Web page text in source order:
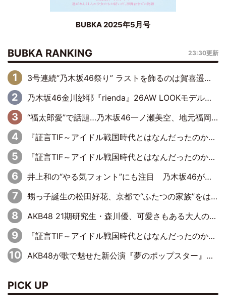
BUBKA 2025年5月号
BUBKA RANKING 23:30更新
3号連続“乃木坂46祭り” ラストを飾るのは賀喜遥香…5年ぶりの登場に「5年分大人になった私を見ていただけたら」
乃木坂46金川紗耶『rienda』26AW LOOKモデルに就任
“福太郎愛”で話題…乃木坂46一ノ瀬美空、地元福岡『めんべい25周年トップサポーター』に就任
『証言TIF～アイドル戦国時代とはなんだったのか～』第6回：でんぱ組.inc・古川未鈴×相沢梨紗「『ハロプロやりたかったな』って言ったら、夢眠ねむさんに『てめえはでんぱ組．incなんだよ！』って肩パンされて(笑)」
『証言TIF～アイドル戦国時代とはなんだったのか～』第11回：私立恵比寿中学・真山りか×安本彩花「TIFで10年ぶりのキョンシーメイクをしたら、場を完全に引かせてしまって。時代が変わったんだなって」
井上和の“やる気フォント”にも注目 乃木坂46が挑んだ書道パフォーマンスの舞台裏
甥っ子誕生の松田好花、京都で“ふたつの家族”をはしご！ “母”黒谷友香に見送られ、“父”松岡昌宏とはハシゴ酒
AKB48 21期研究生・森川優、可愛さもある大人の女性に
『証言TIF～アイドル戦国時代とはなんだったのか～』第10回：さくら学院・武藤彩未×飯田らうら「正直、中3で辞めるというのを信じてなくて。そう言われてはいたけど、嘘でしょって」
AKB48が歌で魅せた新公演『夢のポップスター』 初日から全身全霊のステージ
PICK UP